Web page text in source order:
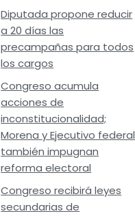
Diputada propone reducir
a 20 días las
precampañas para todos
los cargos
Congreso acumula
acciones de
inconstitucionalidad;
Morena y Ejecutivo federal
también impugnan
reforma electoral
Congreso recibirá leyes
secundarias de